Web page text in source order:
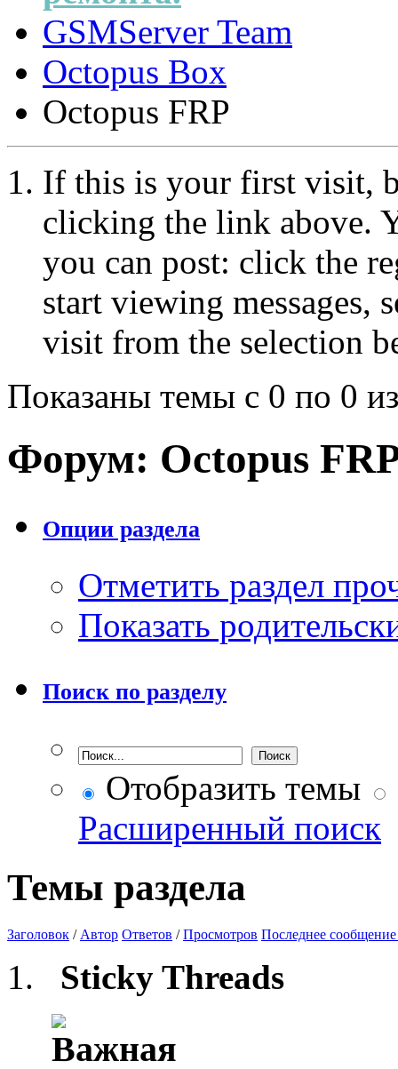
GSMServer Team
Octopus Box
Octopus FRP
If this is your first visit,
clicking the link above.
you can post: click the
start viewing messages,
visit from the selection
Показаны темы с 0 по 0
Форум: Octopus
Опции раздела
Отметить раздел
Показать
Поиск по разделу
Отобразить темы
Расширенный поиск
Темы раздела
Заголовок / Автор Ответов /Просмотров Последнее сообщение
Sticky Threads